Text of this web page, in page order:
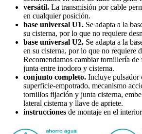
versátil. La transmisión por cable
en cualquier posición.
base universal U1. Se adapta a la
su cisterna, por lo que no requiere
base universal U2. Se adapta a la
en su cisterna, por lo que no requiere
Recomendamos cambiar tornillería
junta entre inodoro y cisterna.
conjunto completo. Incluye pulsador
superficie-empotrado, mecanismo
tornillos fijación y junta cisterna,
lateral cisterna y llave de apriete.
instrucciones de montaje en el